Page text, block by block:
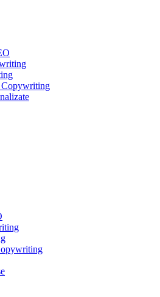
Copywriting